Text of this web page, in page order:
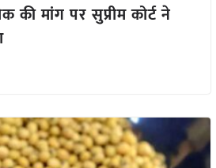
की मांग पर सुप्रीम कोर्ट ने